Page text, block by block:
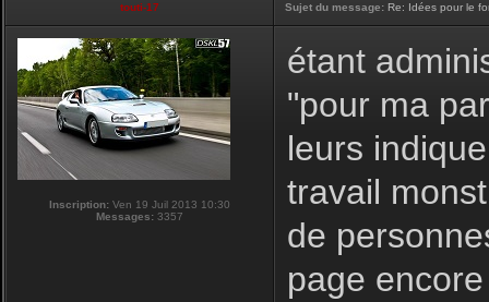
touti-17 Sujet du message: Re: Idées pour le
Inscription: Ven 19 Juil 2013 10:30
Messages: 3357
étant
"pour ma
leurs
travail
de
page